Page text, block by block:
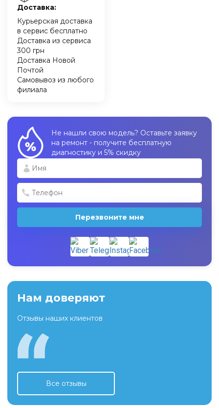
Доставка:
Курьерская доставка
в сервис бесплатно
Доставка из сервиса
300 грн
Доставка Новой
Почтой
Самовывоз из любого
филиала
Не нашли свою модель? Оставьте заявку
на ремонт - получите бесплатную
диагностику и 5% скидку
Перезвоните мне
Нам доверяют
Отзывы наших клиентов
Все отзывы